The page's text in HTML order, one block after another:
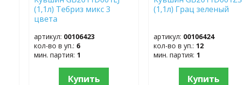
(1,1л) Тебриз микс 3
цвета
артикул: 00106423
кол-во в уп.: 6
мин. партия: 1
Купить
(1,1л) Грац зеленый
артикул: 00106424
кол-во в уп.: 12
мин. партия: 1
Купить